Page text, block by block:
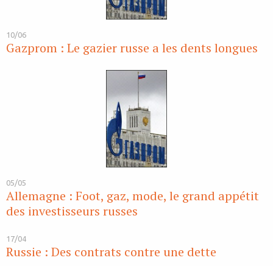
10/06
Gazprom : Le gazier russe a les dents longues
05/05
Allemagne : Foot, gaz, mode, le grand appétit
des investisseurs russes
17/04
Russie : Des contrats contre une dette